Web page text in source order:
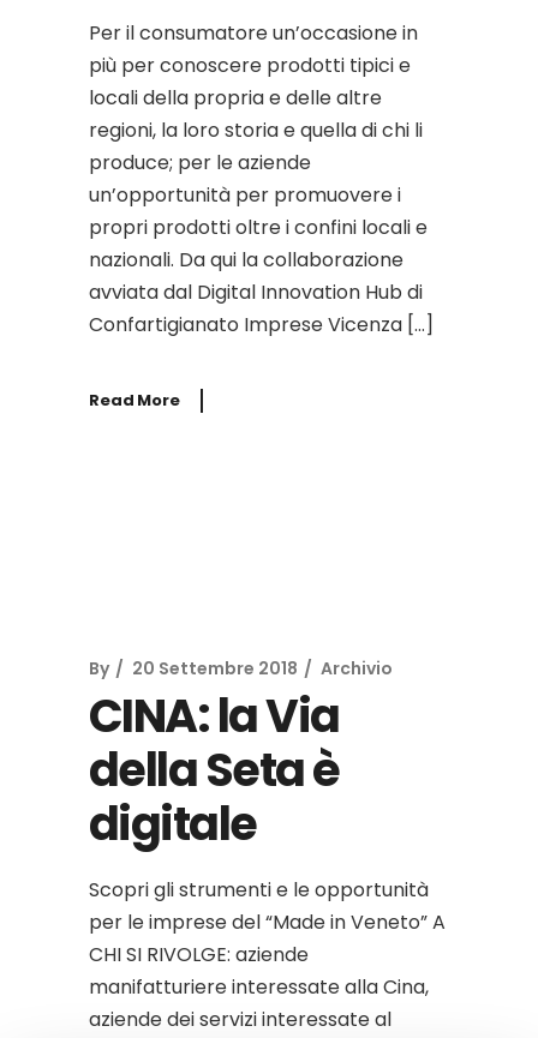
Per il consumatore un’occasione in
più per conoscere prodotti tipici e
locali della propria e delle altre
regioni, la loro storia e quella di chi li
produce; per le aziende
un’opportunità per promuovere i
propri prodotti oltre i confini locali e
nazionali. Da qui la collaborazione
avviata dal Digital Innovation Hub di
Confartigianato Imprese Vicenza […]
Read More
By 20 Settembre 2018 Archivio
CINA: la Via
della Seta è
digitale
Scopri gli strumenti e le opportunità
per le imprese del “Made in Veneto” A
CHI SI RIVOLGE: aziende
manifatturiere interessate alla Cina,
aziende dei servizi interessate al